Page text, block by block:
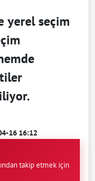
yerel seçim
16 16:12
takip etmek için